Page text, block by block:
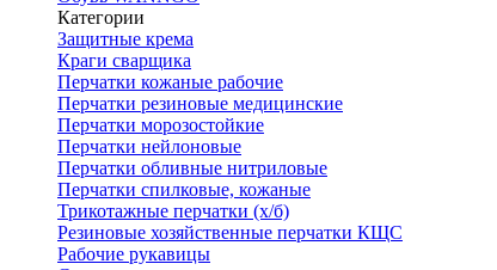
Категории
Защитные крема
Краги сварщика
Перчатки кожаные рабочие
Перчатки резиновые медицинские
Перчатки морозостойкие
Перчатки нейлоновые
Перчатки обливные нитриловые
Перчатки спилковые, кожаные
Трикотажные перчатки (х/б)
Резиновые хозяйственные перчатки КЩС
Рабочие рукавицы